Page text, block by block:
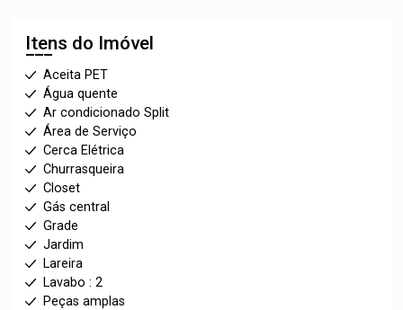
Itens do Imóvel
Aceita PET
Água quente
Ar condicionado Split
Área de Serviço
Cerca Elétrica
Churrasqueira
Closet
Gás central
Grade
Jardim
Lareira
Lavabo : 2
Peças amplas